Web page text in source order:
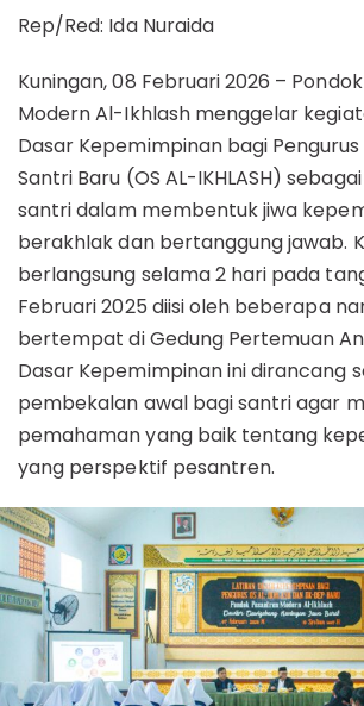
Rep/Red: Ida Nuraida
Kuningan, 08 Februari 2026 –
Modern Al-Ikhlash menggelar
Dasar Kepemimpinan bagi
Santri Baru (OS AL-IKHLASH)
santri dalam membentuk jiwa
berakhlak dan bertanggung jawab.
berlangsung selama 2 hari pada
Februari 2025 diisi oleh beberapa
bertempat di Gedung Pertemuan
Dasar Kepemimpinan ini dirancang
pembekalan awal bagi santri agar
pemahaman yang baik tentang
yang perspektif pesantren.